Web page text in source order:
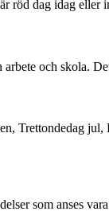
röd dag idag eller
och skola.
Trettondedag
som anses